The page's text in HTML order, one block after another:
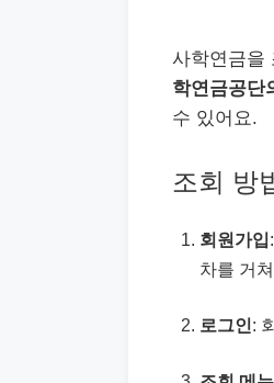
사학연금을
학연금공단
수 있어요.
조회 방
회원가입
차를 거
로그인: